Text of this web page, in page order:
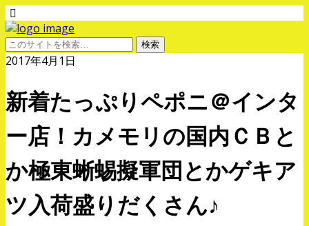
2017年4月1日
新着たっぷりペポニ＠インタ
ー店！カメモリの国内ＣＢと
か極東蜥蜴擬軍団とかゲキア
ツ入荷盛りだくさん♪